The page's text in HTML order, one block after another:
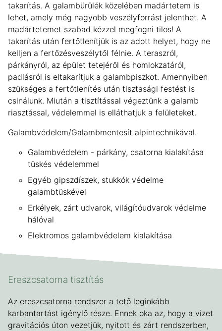
takarítás. A galambürülék közelében madártetem is
lehet, amely még nagyobb veszélyforrást jelenthet. A
madártetemet szabad kézzel megfogni tilos! A
takarítás után fertőtlenítjük is az adott helyet, hogy ne
kelljen a fertőzésveszélytől félnie. A teraszról,
párkányról, az épület tetejéről és homlokzatáról,
padlásról is eltakarítjuk a galambpiszkot. Amennyiben
szükséges a fertőtlenítés után tisztasági festést is
csinálunk. Miután a tisztítással végeztünk a galamb
riasztással, védelemmel is elláthatjuk a felületeket.
Galambvédelem/Galambmentesít alpintechnikával.
Galambvédelem - párkány, csatorna kialakítása
tüskés védelemmel
Egyéb gipszdíszek, stukkók védelme
galambtüskével
Erkélyek, zárt udvarok, világítóudvarok védelme
hálóval
Elektromos galambvédelem kialakítása
Ereszcsatorna tisztítás
Az ereszcsatorna rendszer a tető leginkább
karbantartást igénylő része. Ennek oka az, hogy a vizet
gravitációs úton vezetjük, nyitott és zárt rendszerben,